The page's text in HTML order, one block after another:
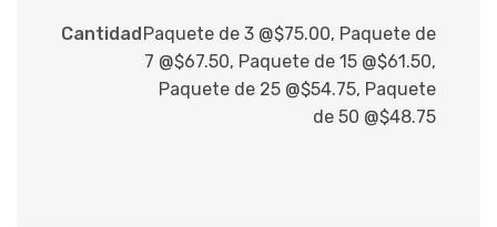
Cantidad Paquete de 3 @$75.00, Paquete de
7 @$67.50, Paquete de 15 @$61.50,
Paquete de 25 @$54.75, Paquete
de 50 @$48.75